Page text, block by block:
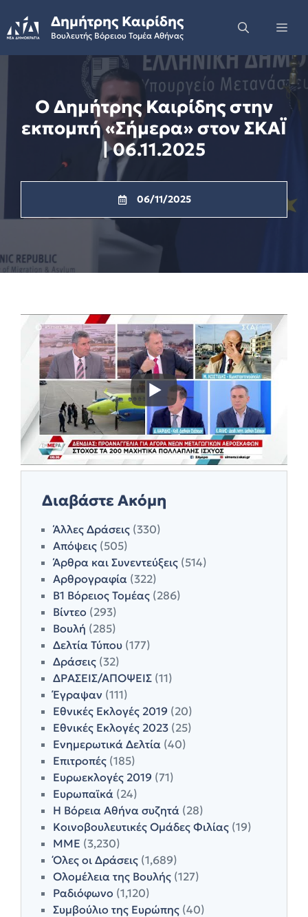
to
content
Δημήτρης Καιρίδης
Βουλευτής Βόρειου Τομέα Αθήνας
Ο Δημήτρης Καιρίδης στην
εκπομπή «Σήμερα» στον ΣΚΑΪ
| 06.11.2025
06/11/2025
Διαβάστε Ακόμη
Άλλες Δράσεις (330)
Απόψεις (505)
Άρθρα και Συνεντεύξεις (514)
Αρθρογραφία (322)
Β1 Βόρειος Τομέας (286)
Βίντεο (293)
Βουλή (285)
Δελτία Τύπου (177)
Δράσεις (32)
ΔΡΑΣΕΙΣ/ΑΠΟΨΕΙΣ (11)
Έγραψαν (111)
Εθνικές Εκλογές 2019 (20)
Εθνικές Εκλογές 2023 (25)
Ενημερωτικά Δελτία (40)
Επιτροπές (185)
Ευρωεκλογές 2019 (71)
Ευρωπαϊκά (24)
Η Βόρεια Αθήνα συζητά (28)
Κοινοβουλευτικές Ομάδες Φιλίας (19)
ΜΜΕ (3,230)
Όλες οι Δράσεις (1,689)
Ολομέλεια της Βουλής (127)
Ραδιόφωνο (1,120)
Συμβούλιο της Ευρώπης (40)